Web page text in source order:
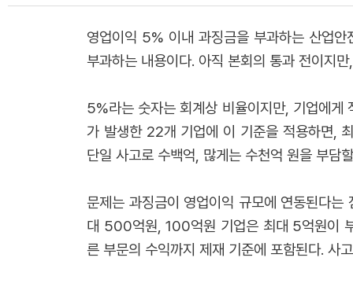
영업이익 5% 이내 과징금을 부과하는 산업
부과하는 내용이다. 아직 본회의 통과 전이지
5%라는 숫자는 회계상 비율이지만, 기업에
가 발생한 22개 기업에 이 기준을 적용하면,
단일 사고로 수백억, 많게는 수천억 원을 부담
문제는 과징금이 영업이익 규모에 연동된다
대 500억원, 100억원 기업은 최대 5억원이
른 부문의 수익까지 제재 기준에 포함된다. 사